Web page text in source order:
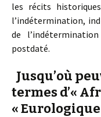
les récits
l’indétermination,
de
postdaté.
Jusqu’où
termes d’«
« Eurologique